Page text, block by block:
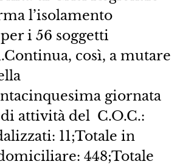
l’isolamento
i 56 soggetti
così, a mutare
giornata
attività del ​ C.O.C.:​
11;Totale in
448;Totale